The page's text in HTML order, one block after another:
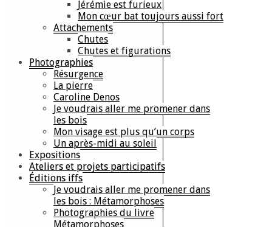
Jérémie est furieux
Mon cœur bat toujours aussi fort
Attachements
Chutes
Chutes et figurations
Photographies
Résurgence
La pierre
Caroline Denos
Je voudrais aller me promener dans
les bois
Mon visage est plus qu’un corps
Un après-midi au soleil
Expositions
Ateliers et projets participatifs
Éditions iffs
Je voudrais aller me promener dans
les bois : Métamorphoses
Photographies du livre
Métamorphoses